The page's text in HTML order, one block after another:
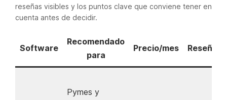
reseñas visibles y los puntos clave que conviene tener en
cuenta antes de decidir.
Software
Recomendado
para
Precio/mes Reseñas
Pymes y